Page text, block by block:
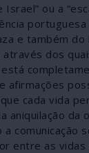
ou a
e também
dos
afirmações
cada vida
aniquilação da
comunicação
entre as